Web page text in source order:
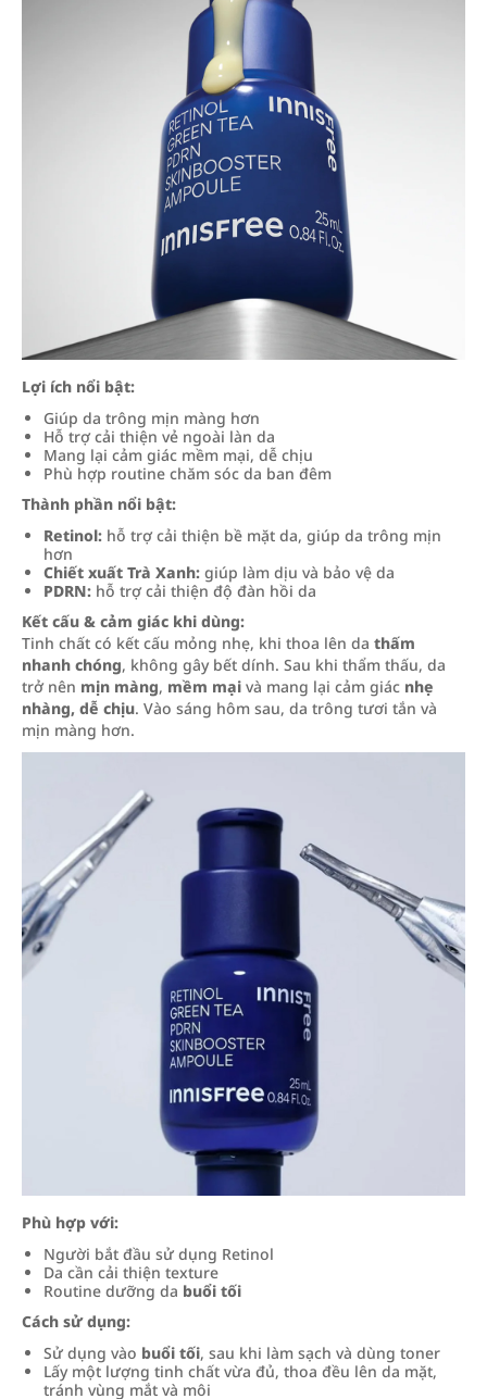
Lợi ích nổi bật:
Giúp da trông mịn màng hơn
Hỗ trợ cải thiện vẻ ngoài làn da
Mang lại cảm giác mềm mại, dễ chịu
Phù hợp routine chăm sóc da ban đêm
Thành phần nổi bật:
Retinol: hỗ trợ cải thiện bề mặt da, giúp da trông mịn
hơn
Chiết xuất Trà Xanh: giúp làm dịu và bảo vệ da
PDRN: hỗ trợ cải thiện độ đàn hồi da
Kết cấu & cảm giác khi dùng:
Tinh chất có kết cấu mỏng nhẹ, khi thoa lên da thấm
nhanh chóng, không gây bết dính. Sau khi thẩm thấu, da
trở nên mịn màng, mềm mại và mang lại cảm giác nhẹ
nhàng, dễ chịu. Vào sáng hôm sau, da trông tươi tắn và
mịn màng hơn.
Phù hợp với:
Người bắt đầu sử dụng Retinol
Da cần cải thiện texture
Routine dưỡng da buổi tối
Cách sử dụng:
Sử dụng vào buổi tối, sau khi làm sạch và dùng toner
Lấy một lượng tinh chất vừa đủ, thoa đều lên da mặt,
tránh vùng mắt và môi